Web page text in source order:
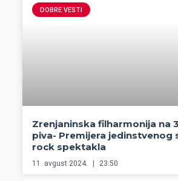
DOBRE VESTI
Zrenjaninska filharmonija na
piva- Premijera jedinstvenog
rock spektakla
11. avgust 2024. 23:50